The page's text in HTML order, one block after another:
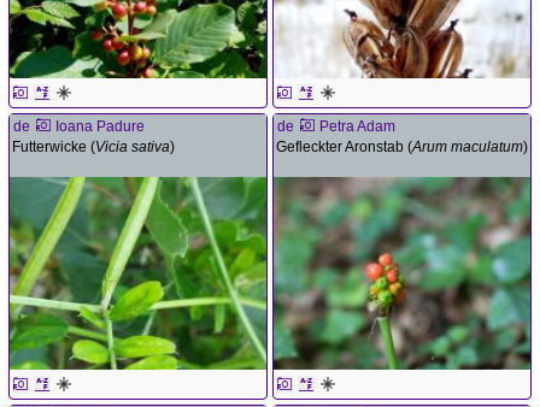
de
Ioana Padure
Futterwicke (Vicia sativa)
de
Petra Adam
Gefleckter Aronstab (Arum maculatum)